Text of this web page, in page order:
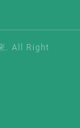
. All Right